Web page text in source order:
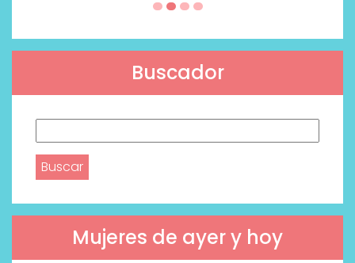
Buscador
Mujeres de ayer y hoy